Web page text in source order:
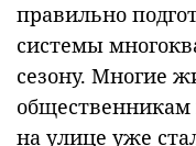
правильно
системы
сезону. Многие
общественникам
на улице уже